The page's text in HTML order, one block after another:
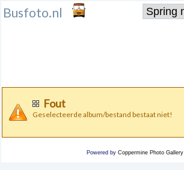
Busfoto.nl
Fout
Geselecteerde album/bestand bestaat niet!
Powered by Coppermine Photo Gallery